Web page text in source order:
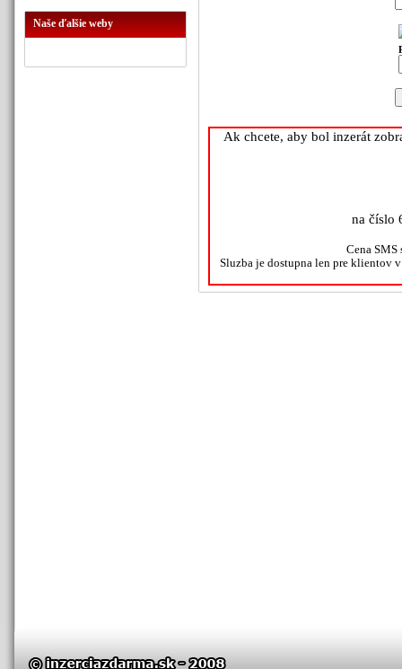
Naše ďalšie weby
Ak chcete, aby bol inzerát
na číslo
Cena SMS
Sluzba je dostupna len pre klientov